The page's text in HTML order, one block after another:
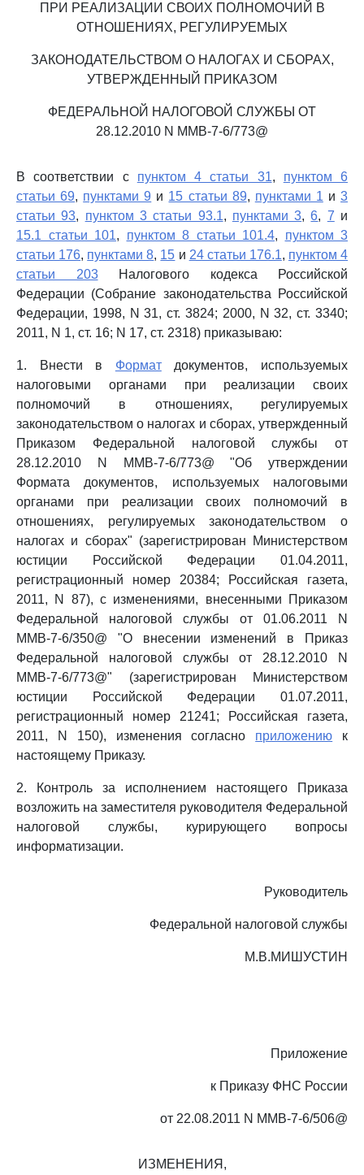
ПРИ РЕАЛИЗАЦИИ СВОИХ ПОЛНОМОЧИЙ В
ОТНОШЕНИЯХ, РЕГУЛИРУЕМЫХ
ЗАКОНОДАТЕЛЬСТВОМ О НАЛОГАХ И СБОРАХ,
УТВЕРЖДЕННЫЙ ПРИКАЗОМ
ФЕДЕРАЛЬНОЙ НАЛОГОВОЙ СЛУЖБЫ ОТ
28.12.2010 N ММВ-7-6/773@
В соответствии с пунктом 4 статьи 31, пунктом 6
статьи 69, пунктами 9 и 15 статьи 89, пунктами 1 и3
статьи 93, пунктом 3 статьи 93.1, пунктами 3,6, 7 и
15.1 статьи 101, пунктом 8 статьи 101.4, пунктом 3
статьи 176, пунктами 8, 15 и 24 статьи 176.1, пунктом 4
статьи 203Налогового кодекса Российской
Федерации (Собрание законодательства Российской
Федерации, 1998, N 31, ст. 3824; 2000, N 32, ст. 3340;
2011, N 1, ст. 16; N 17, ст. 2318) приказываю:
1. Внести в Форматдокументов, используемых
налоговыми органами при реализации своих
полномочий в отношениях, регулируемых
законодательством о налогах и сборах, утвержденный
Приказом Федеральной налоговой службы от
28.12.2010 N ММВ-7-6/773@ "Об утверждении
Формата документов, используемых налоговыми
органами при реализации своих полномочий в
отношениях, регулируемых законодательством о
налогах и сборах" (зарегистрирован Министерством
юстиции Российской Федерации 01.04.2011,
регистрационный номер 20384; Российская газета,
2011, N 87), с изменениями, внесенными Приказом
Федеральной налоговой службы от 01.06.2011 N
ММВ-7-6/350@ "О внесении изменений в Приказ
Федеральной налоговой службы от 28.12.2010 N
ММВ-7-6/773@" (зарегистрирован Министерством
юстиции Российской Федерации 01.07.2011,
регистрационный номер 21241; Российская газета,
2011, N 150), изменения согласно приложению к
настоящему Приказу.
2. Контроль за исполнением настоящего Приказа
возложить на заместителя руководителя Федеральной
налоговой службы, курирующего вопросы
информатизации.
Руководитель
Федеральной налоговой службы
М.В.МИШУСТИН
Приложение
к Приказу ФНС России
от 22.08.2011 N ММВ-7-6/506@
ИЗМЕНЕНИЯ,